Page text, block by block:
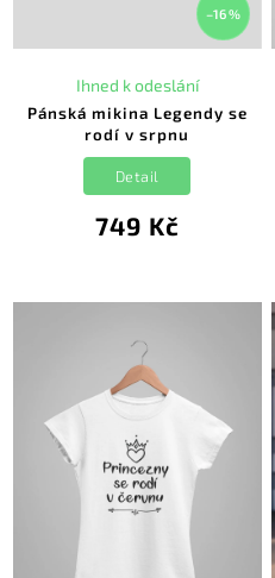
–16 %
Pánská mikina Legendy se
rodí v srpnu
Ihned k odeslání
749 Kč
Detail